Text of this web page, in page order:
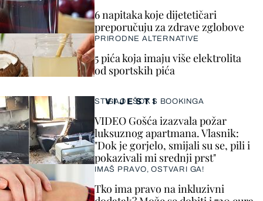
VIJESTI
STIGAO I ŠOK S BOOKINGA
VIDEO Gošća izazvala požar
luksuznog apartmana. Vlasnik:
"Dok je gorjelo, smijali su se, pili i
pokazivali mi srednji prst"
IMAŠ PRAVO, OSTVARI GA!
Tko ima pravo na inkluzivni
6 napitaka koje dijetetičari
preporučuju za zdrave zglobove
PRIRODNE ALTERNATIVE
5 pića koja imaju više elektrolita
od sportskih pića